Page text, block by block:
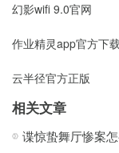
3、在一个位置不断
琐的工作变得更省事
鼠大侠电脑版特色：
1、热键可根据使用
幻影wifi 9.0官网
作业精灵app官方下
云半径官方正版
相关文章
谍惊蛰舞厅惨案